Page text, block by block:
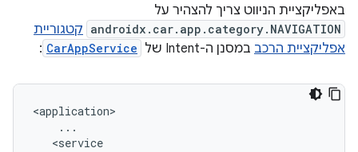
באפליקציית הניווט צריך להצהיר על
androidx.car.app.category.NAVIGATION קטגוריית
אפליקציית הרכב במסנן ה-Intent של CarAppService
: